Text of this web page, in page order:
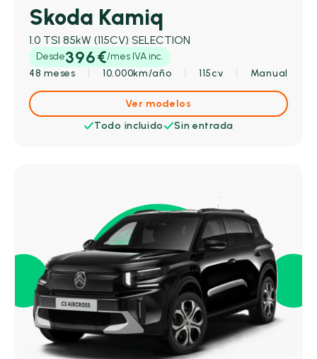
Skoda Kamiq
1.0 TSI 85kW (115CV) SELECTION
Desde396€/mes IVA inc.
48 meses
10.000km/año 115cv Manual
Ver modelos
Todo incluido
Sin entrada